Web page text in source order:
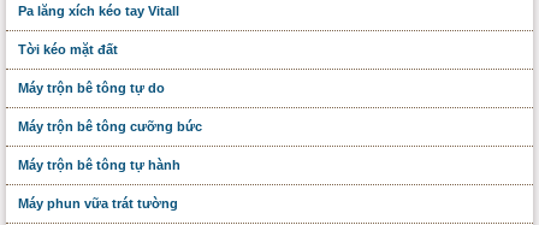
Pa lăng xích kéo tay Vitall
Tời kéo mặt đất
Máy trộn bê tông tự do
Máy trộn bê tông cưỡng bức
Máy trộn bê tông tự hành
Máy phun vữa trát tường